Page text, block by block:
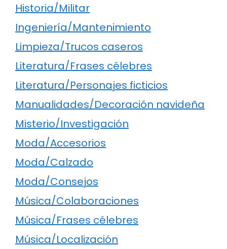
Historia/Militar
Ingeniería/Mantenimiento
Limpieza/Trucos caseros
Literatura/Frases célebres
Literatura/Personajes ficticios
Manualidades/Decoración navideña
Misterio/Investigación
Moda/Accesorios
Moda/Calzado
Moda/Consejos
Música/Colaboraciones
Música/Frases célebres
Música/Localización